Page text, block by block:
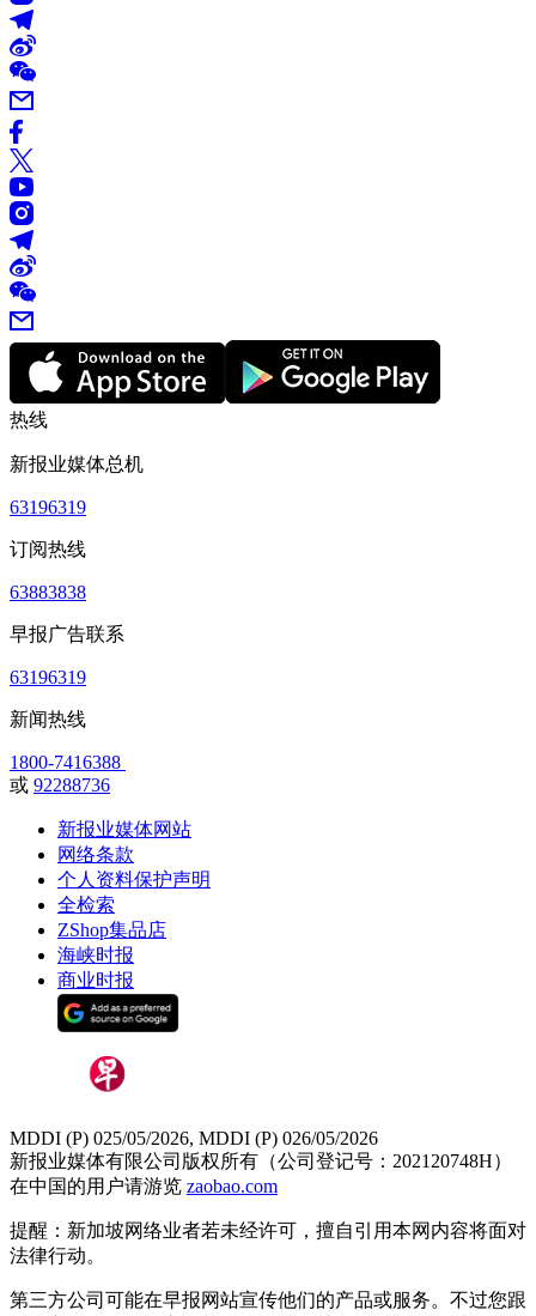
热线
新报业媒体总机
63196319
订阅热线
63883838
早报广告联系
63196319
新闻热线
1800-7416388
或 92288736
新报业媒体网站
网络条款
个人资料保护声明
全检索
ZShop集品店
海峡时报
商业时报
MDDI (P) 025/05/2026, MDDI (P) 026/05/2026
新报业媒体有限公司版权所有（公司登记号：202120748H）
在中国的用户请游览 zaobao.com
提醒：新加坡网络业者若未经许可，擅自引用本网内容将面对
法律行动。
第三方公司可能在早报网站宣传他们的产品或服务。不过您跟